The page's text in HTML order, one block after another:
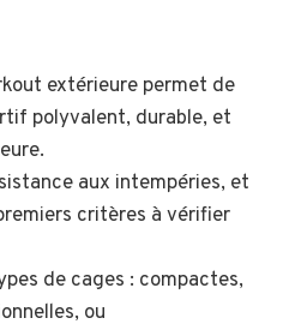
extérieure permet de
polyvalent, durable, et
aux intempéries, et
critères à vérifier
de cages : compactes,
ou